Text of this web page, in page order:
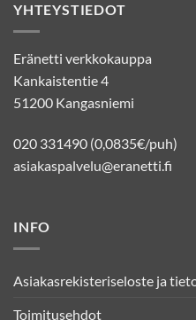
YHTEYSTIEDOT
Eränetti verkkokauppa
Kankaistentie 4
51200 Kangasniemi
020 331490 (0,0835€/puh)
asiakaspalvelu@eranetti.fi
INFO
Asiakasrekisteriseloste ja
Toimitusehdot